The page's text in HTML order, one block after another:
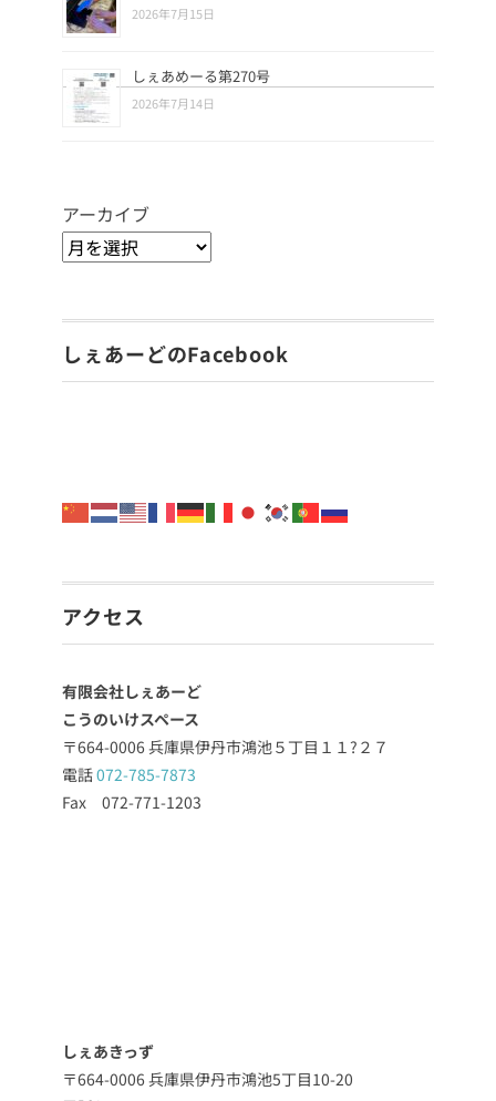
2026年7月15日
しぇあめーる第270号
2026年7月14日
アーカイブ
しぇあーどのFacebook
アクセス
有限会社しぇあーど
こうのいけスペース
〒664-0006 兵庫県伊丹市鴻池５丁目１１?２７
電話072-785-7873
Fax 072-771-1203
しぇあきっず
〒664-0006 兵庫県伊丹市鴻池5丁目10-20